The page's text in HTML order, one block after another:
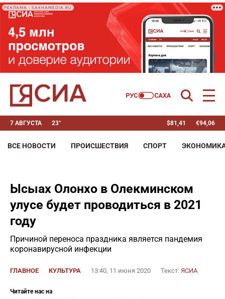
РЕКЛАМА • SAKHAMEDIA.RU
7 АВГУСТА 23° $81,41 €94,06
ВСЕ НОВОСТИ ПРОИСШЕСТВИЯ СПОРТ
Ысыах Олонхо в Олекминском
улусе будет проводиться в 2021
году
Причиной переноса праздника является пандемия
коронавирусной инфекции
ГЛАВНОЕ КУЛЬТУРА 13:40, 11 июня 2020 Текст: ЯСИА
Читайте нас на